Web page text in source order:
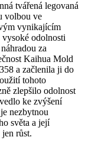
tvářená legovaná
volbou ve
vynikajícím
vysoké odolnosti
za
Kaihua Mold
a začlenila ji do
tohoto
zlepšilo odolnost
ke zvýšení
nezbytnou
světa a její
růst.